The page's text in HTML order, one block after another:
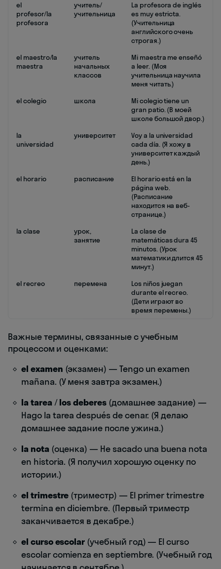
el
profesor/la
profesora
учитель/
учительница
La profesora de inglés
es muy estricta.
(Учительница
английского очень
строгая.)
el maestro/la
maestra
учитель
начальных
классов
Mi maestra me enseñó
a leer. (Моя
учительница научила
меня читать.)
el colegio
школа
Mi colegio tiene un
gran patio. (В моей
школе большой двор.)
la
universidad
университет
Voy a la universidad
cada día. (Я хожу в
университет каждый
день.)
el horario
расписание
El horario está en la
página web.
(Расписание
находится на веб-
странице.)
la clase
урок,
занятие
La clase de
matemáticas dura 45
minutos. (Урок
математики длится 45
минут.)
el recreo
перемена
Los niños juegan
durante el recreo.
(Дети играют во
время перемены.)
Важные термины, связанные с учебным
процессом и оценками:
el examen (экзамен) — Tengo un examen
mañana. (У меня завтра экзамен.)
la tarea /los deberes(домашнее задание) —
Hago la tarea después de cenar. (Я делаю
домашнее задание после ужина.)
la nota (оценка) — He sacado una buena nota
en historia. (Я получил хорошую оценку по
истории.)
el trimestre (триместр) — El primer trimestre
termina en diciembre. (Первый триместр
заканчивается в декабре.)
el curso escolar (учебный год) — El curso
escolar comienza en septiembre. (Учебный год